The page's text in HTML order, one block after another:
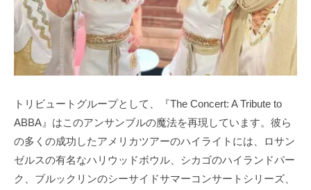
トリビュートグループとして、『The Concert: A Tribute to
ABBA』はこのアンサンブルの魔法を再現しています。彼ら
の多くの成功したアメリカツアーのハイライトには、ロサン
ゼルスの有名なハリウッドボウル、シカゴのハイランドパー
ク、ブルックリンのシーサイドサマーコンサートシリーズ、